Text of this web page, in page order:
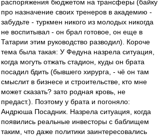
распоряжения бюджетом на трансферы (байку
про назначение своих тренеров в академию -
забудьте - туркмен никого из молодых никогда
не воспитывал - он брал готовое, он еще в
Татарии этим руководство разводил). Короче
тема была такая: У Федуна назрела ситуация,
когда могуть отжать стадион, куды он брата
посадил бдить (бывшего хирурга, - чё он там
смыслит в бизнесе и строительстве, кто мне
может сказать? зато родная кровь, не
предаст.). Поэтому у брата и погоняло:
Андрюша Посадник. Назрела ситуация, когда
появились реальные инвесторы с баблищем
таким, что даже политики заинтересовались